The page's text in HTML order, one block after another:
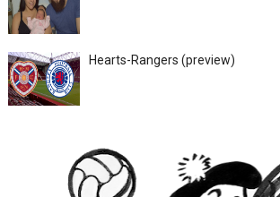
Hearts-Rangers (preview)